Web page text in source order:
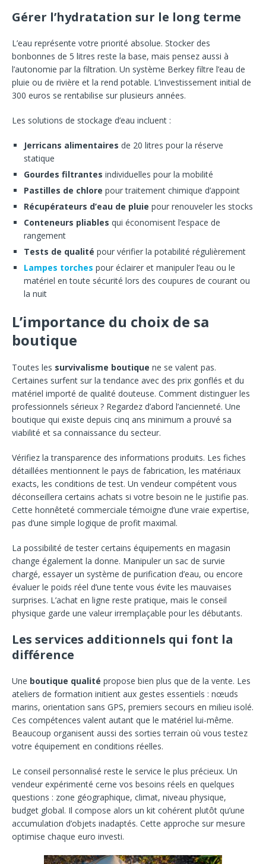
Gérer l’hydratation sur le long terme
L’eau représente votre priorité absolue. Stocker des
bonbonnes de 5 litres reste la base, mais pensez aussi à
l’autonomie par la filtration. Un système Berkey filtre l’eau de
pluie ou de rivière et la rend potable. L’investissement initial de
300 euros se rentabilise sur plusieurs années.
Les solutions de stockage d’eau incluent :
Jerricans alimentaires de 20 litres pour la réserve
statique
Gourdes filtrantes individuelles pour la mobilité
Pastilles de chlore pour traitement chimique d’appoint
Récupérateurs d’eau de pluie pour renouveler les stocks
Conteneurs pliables qui économisent l’espace de
rangement
Tests de qualité pour vérifier la potabilité régulièrement
Lampes torches pour éclairer et manipuler l’eau ou le
matériel en toute sécurité lors des coupures de courant ou
la nuit
L’importance du choix de sa
boutique
Toutes les survivalisme boutique ne se valent pas.
Certaines surfent sur la tendance avec des prix gonflés et du
matériel importé de qualité douteuse. Comment distinguer les
professionnels sérieux ? Regardez d’abord l’ancienneté. Une
boutique qui existe depuis cinq ans minimum a prouvé sa
viabilité et sa connaissance du secteur.
Vérifiez la transparence des informations produits. Les fiches
détaillées mentionnent le pays de fabrication, les matériaux
exacts, les conditions de test. Un vendeur compétent vous
déconseillera certains achats si votre besoin ne le justifie pas.
Cette honnêteté commerciale témoigne d’une vraie expertise,
pas d’une simple logique de profit maximal.
La possibilité de tester certains équipements en magasin
change également la donne. Manipuler un sac de survie
chargé, essayer un système de purification d’eau, ou encore
évaluer le poids réel d’une tente vous évite les mauvaises
surprises. L’achat en ligne reste pratique, mais le conseil
physique garde une valeur irremplaçable pour les débutants.
Les services additionnels qui font la
différence
Une boutique qualité propose bien plus que de la vente. Les
ateliers de formation initient aux gestes essentiels : nœuds
marins, orientation sans GPS, premiers secours en milieu isolé.
Ces compétences valent autant que le matériel lui-même.
Beaucoup organisent aussi des sorties terrain où vous testez
votre équipement en conditions réelles.
Le conseil personnalisé reste le service le plus précieux. Un
vendeur expérimenté cerne vos besoins réels en quelques
questions : zone géographique, climat, niveau physique,
budget global. Il compose alors un kit cohérent plutôt qu’une
accumulation d’objets inadaptés. Cette approche sur mesure
optimise chaque euro investi.